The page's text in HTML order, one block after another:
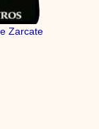
Zarcate